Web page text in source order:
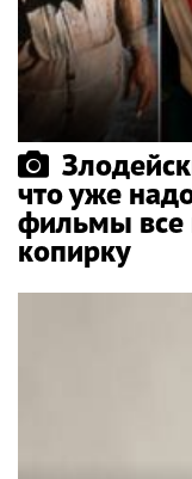
что уже
фильмы все
копирку